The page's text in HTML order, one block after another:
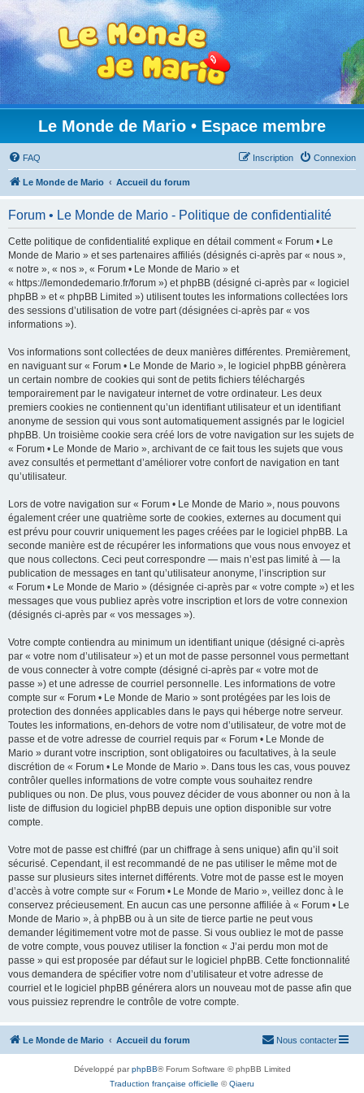
Le Monde de Mario • Espace membre
FAQ Connexion
Inscription
Le Monde de Mario Accueil du forum
Forum • Le Monde de Mario - Politique de confidentialité
Cette politique de confidentialité explique en détail comment « Forum • Le
Monde de Mario » et ses partenaires affiliés (désignés ci-après par « nous »,
« notre », « nos », « Forum • Le Monde de Mario » et
« https://lemondedemario.fr/forum ») et phpBB (désigné ci-après par « logiciel
phpBB » et « phpBB Limited ») utilisent toutes les informations collectées lors
des sessions d’utilisation de votre part (désignées ci-après par « vos
informations »).
Vos informations sont collectées de deux manières différentes. Premièrement,
en naviguant sur « Forum • Le Monde de Mario », le logiciel phpBB génèrera
un certain nombre de cookies qui sont de petits fichiers téléchargés
temporairement par le navigateur internet de votre ordinateur. Les deux
premiers cookies ne contiennent qu’un identifiant utilisateur et un identifiant
anonyme de session qui vous sont automatiquement assignés par le logiciel
phpBB. Un troisième cookie sera créé lors de votre navigation sur les sujets de
« Forum • Le Monde de Mario », archivant de ce fait tous les sujets que vous
avez consultés et permettant d’améliorer votre confort de navigation en tant
qu’utilisateur.
Lors de votre navigation sur « Forum • Le Monde de Mario », nous pouvons
également créer une quatrième sorte de cookies, externes au document qui
est prévu pour couvrir uniquement les pages créées par le logiciel phpBB. La
seconde manière est de récupérer les informations que vous nous envoyez et
que nous collectons. Ceci peut correspondre — mais n’est pas limité à — la
publication de messages en tant qu’utilisateur anonyme, l’inscription sur
« Forum • Le Monde de Mario » (désignée ci-après par « votre compte ») et les
messages que vous publiez après votre inscription et lors de votre connexion
(désignés ci-après par « vos messages »).
Votre compte contiendra au minimum un identifiant unique (désigné ci-après
par « votre nom d’utilisateur ») et un mot de passe personnel vous permettant
de vous connecter à votre compte (désigné ci-après par « votre mot de
passe ») et une adresse de courriel personnelle. Les informations de votre
compte sur « Forum • Le Monde de Mario » sont protégées par les lois de
protection des données applicables dans le pays qui héberge notre serveur.
Toutes les informations, en-dehors de votre nom d’utilisateur, de votre mot de
passe et de votre adresse de courriel requis par « Forum • Le Monde de
Mario » durant votre inscription, sont obligatoires ou facultatives, à la seule
discrétion de « Forum • Le Monde de Mario ». Dans tous les cas, vous pouvez
contrôler quelles informations de votre compte vous souhaitez rendre
publiques ou non. De plus, vous pouvez décider de vous abonner ou non à la
liste de diffusion du logiciel phpBB depuis une option disponible sur votre
compte.
Votre mot de passe est chiffré (par un chiffrage à sens unique) afin qu’il soit
sécurisé. Cependant, il est recommandé de ne pas utiliser le même mot de
passe sur plusieurs sites internet différents. Votre mot de passe est le moyen
d’accès à votre compte sur « Forum • Le Monde de Mario », veillez donc à le
conservez précieusement. En aucun cas une personne affiliée à « Forum • Le
Monde de Mario », à phpBB ou à un site de tierce partie ne peut vous
demander légitimement votre mot de passe. Si vous oubliez le mot de passe
de votre compte, vous pouvez utiliser la fonction « J’ai perdu mon mot de
passe » qui est proposée par défaut sur le logiciel phpBB. Cette fonctionnalité
vous demandera de spécifier votre nom d’utilisateur et votre adresse de
courriel et le logiciel phpBB générera alors un nouveau mot de passe afin que
vous puissiez reprendre le contrôle de votre compte.
Le Monde de Mario Accueil du forum Nous contacter
Développé parphpBB® Forum Software © phpBB Limited
Traduction française officielle ©Qiaeru